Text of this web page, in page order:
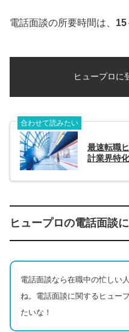
電話面談の所要時間は、 15
ヒュープロに
合わせて読みたい
最速転職
計業界特
ヒュープロの電話面談
電話面談なら在職中の忙しい
ね。電話面談に関するヒュー
たいな！